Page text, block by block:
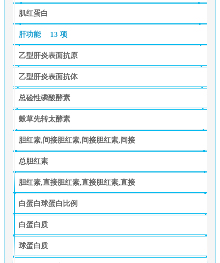
肌红蛋白
肝功能 13 项
乙型肝炎表面抗原
乙型肝炎表面抗体
总硷性磷酸酵素
穀草先转太酵素
胆红素,间接胆红素,间接胆红素,间接
总胆红素
胆红素,直接胆红素,直接胆红素,直接
白蛋白球蛋白比例
白蛋白质
球蛋白质